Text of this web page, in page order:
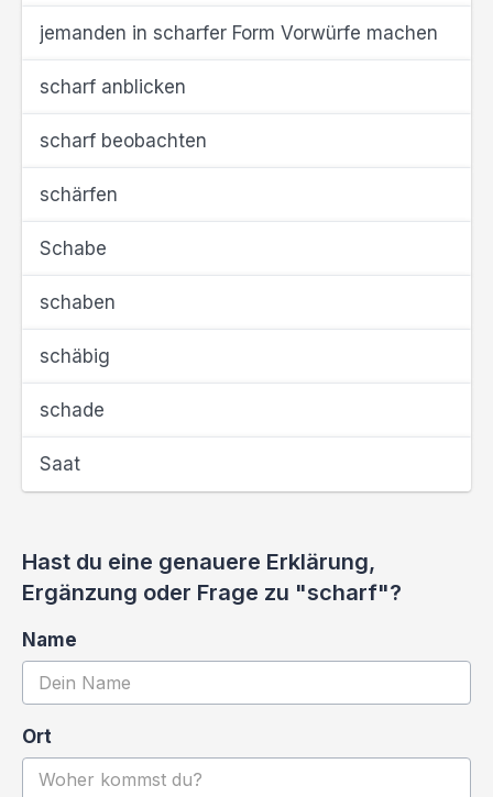
jemanden in scharfer Form Vorwürfe machen
scharf anblicken
scharf beobachten
schärfen
Schabe
schaben
schäbig
schade
Saat
Hast du eine genauere Erklärung,
Ergänzung oder Frage zu "scharf"?
Name
Ort